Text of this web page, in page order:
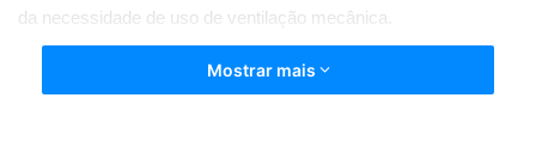
da necessidade de uso de ventilação mecânica.
Irmão Lázaro foi diagnosticado com a Covid-19 no dia 15 de
Mostrar mais